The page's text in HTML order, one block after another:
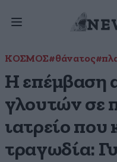
ΚΟΣΜΟΣ#θάνατος
Η επέμβαση
γλουτών σε
ιατρείο που
τραγωδία: